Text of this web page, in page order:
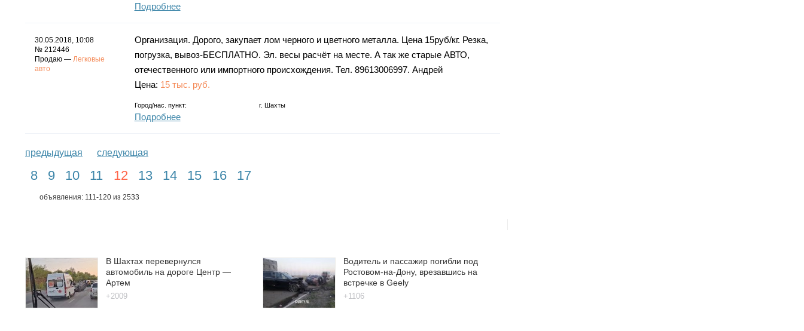
Подробнее
30.05.2018, 10:08
№ 212446
Продаю — Легковые
авто
Организация. Дорого, закупает лом черного и цветного металла. Цена 15руб/кг. Резка,
погрузка, вывоз-БЕСПЛАТНО. Эл. весы расчёт на месте. А так же старые АВТО,
отечественного или импортного происхождения. Тел. 89613006997. Андрей
Цена: 15 тыс. руб.
Город/нас. пункт: г. Шахты
Подробнее
предыдущая следующая
8 9 10 11 12 13 14 15 16 17
объявления: 111-120 из 2533
В Шахтах перевернулся
автомобиль на дороге Центр —
Артем
+2009
Водитель и пассажир погибли под
Ростовом-на-Дону, врезавшись на
встречке в Geely
+1106